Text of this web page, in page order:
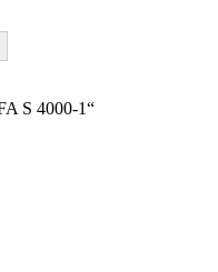
S 4000-1“